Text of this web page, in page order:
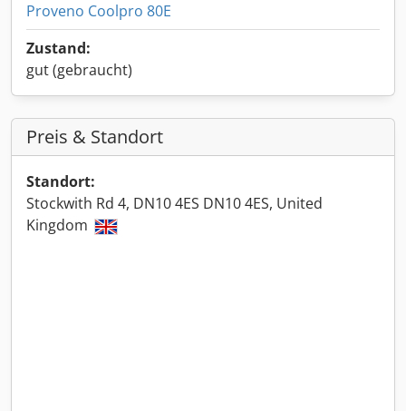
Proveno Coolpro 80E
Zustand:
gut (gebraucht)
Preis & Standort
Standort:
Stockwith Rd 4, DN10 4ES DN10 4ES, United
Kingdom